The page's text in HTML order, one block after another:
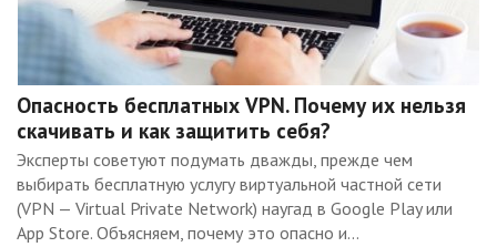
Опасность бесплатных VPN. Почему их нельзя
скачивать и как защитить себя?
Эксперты советуют подумать дважды, прежде чем
выбирать бесплатную услугу виртуальной частной сети
(VPN — Virtual Private Network) наугад в Google Play или
App Store. Объясняем, почему это опасно и...